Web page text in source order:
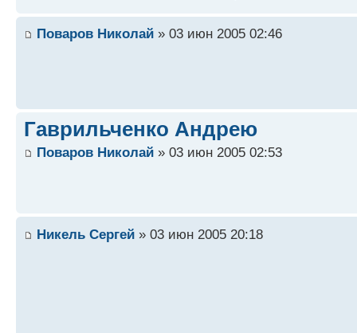
Поваров Николай » 03 июн 2005 02:46
Гаврильченко Андрею
Поваров Николай » 03 июн 2005 02:53
Никель Сергей » 03 июн 2005 20:18